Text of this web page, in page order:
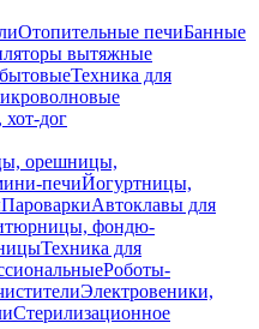
Отопительные печиБанные
вытяжные
Техника для
дог
орешницы,
печиЙогуртницы,
ПароваркиАвтоклавы для
фондю-
Техника для
Роботы-
Электровеники,
Стерилизационное